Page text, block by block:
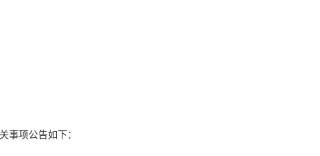
项公告如下：